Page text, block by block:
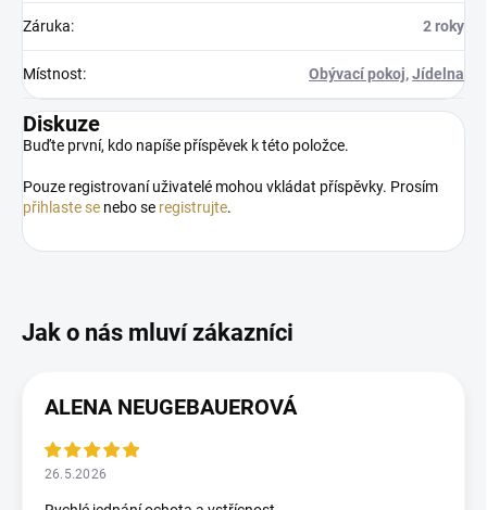
Záruka: 2 roky
Místnost: Obývací pokoj,Jídelna
Diskuze
Buďte první, kdo napíše příspěvek k této položce.
Pouze registrovaní uživatelé mohou vkládat příspěvky. Prosím
přihlaste se nebo se registrujte.
ALENA NEUGEBAUEROVÁ
26.5.2026